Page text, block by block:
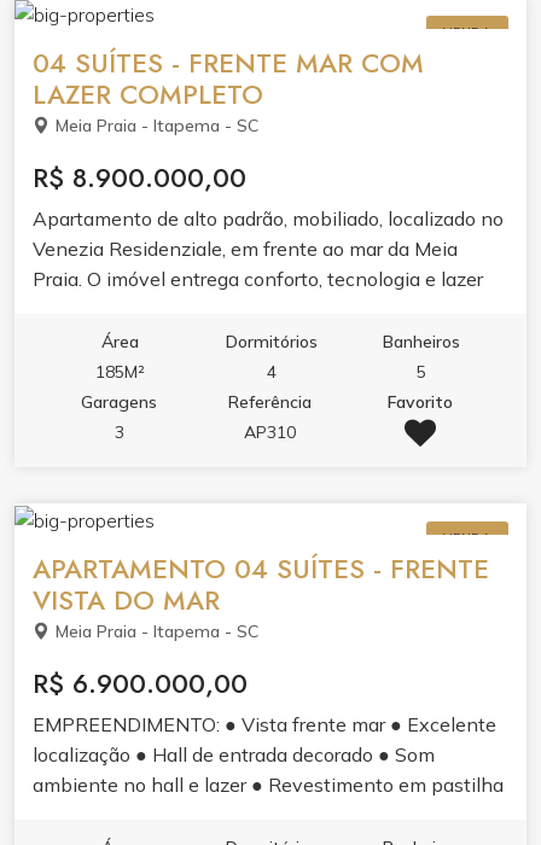
com senha e gesso no teto.O lazer de 1500m² é um
convite ao relaxamento e à convivência. Piscina
adulto com borda infinita, piscina térmica,
hidromassagem e jacuzzi se unem ao spa, sauna e
academia completa. Para receber e se divertir, salão
de festas, espaço gourmet, lounge, solarium, sala de
jogos, sala de games e brinquedoteca.Segurança,
tecnologia e serviços completam a experiência:
guarita 24h, alarme, circuito de TV, hall decorado, sala
de reunião, bicicletário e entrada privativa para
VENDA
04 SUÍTES - FRENTE MAR COM
LAZER COMPLETO
Meia Praia - Itapema - SC
R$ 8.900.000,00
Apartamento de alto padrão, mobiliado, localizado no
Venezia Residenziale, em frente ao mar da Meia
Praia. O imóvel entrega conforto, tecnologia e lazer
Área
185M²
Dormitórios
4
Banheiros
5
Garagens
3
Referência
AP310
Favorito
VENDA
APARTAMENTO 04 SUÍTES - FRENTE
VISTA DO MAR
Meia Praia - Itapema - SC
R$ 6.900.000,00
EMPREENDIMENTO: ● Vista frente mar ● Excelente
localização ● Hall de entrada decorado ● Som
ambiente no hall e lazer ● Revestimento em pastilha